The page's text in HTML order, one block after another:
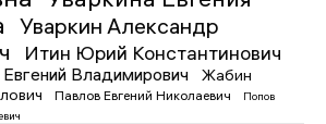
Уваркин Александр
Итин Юрий Константинович
Владимирович
Жабин
Павлов Евгений Николаевич
Попов